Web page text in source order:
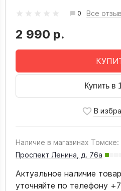
0 Все
2 990 р.
Купить в
Наличие в магазинах Томске:
Проспект Ленина, д. 76а
Актуальное наличие
уточняйте по телефону